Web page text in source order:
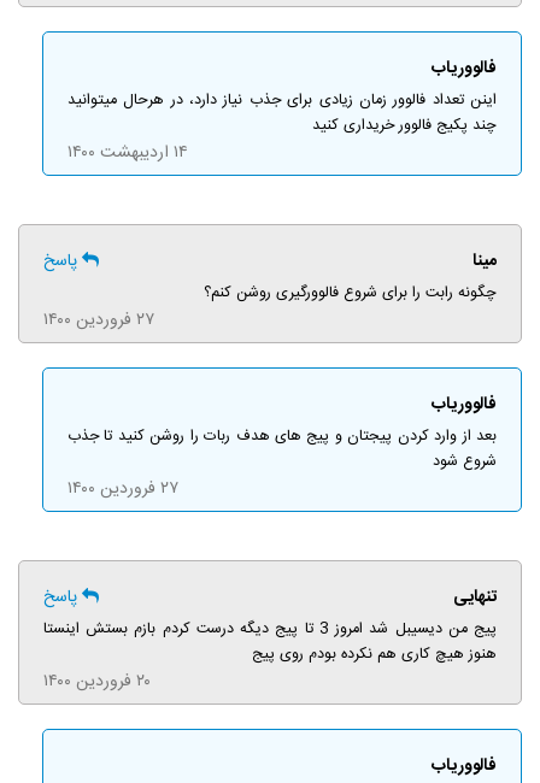
فالووریاب
اینن تعداد فالوور زمان زیادی برای جذب نیاز دارد، در هرحال میتوانید
چند پکیج فالوور خریداری کنید
۱۴ اردیبهشت ۱۴۰۰
مینا پاسخ
چگونه رابت را برای شروع فالوورگیری روشن کنم؟
۲۷ فروردین ۱۴۰۰
فالووریاب
بعد از وارد کردن پیجتان و پیج های هدف ربات را روشن کنید تا جذب
شروع شود
۲۷ فروردین ۱۴۰۰
تنهایی پاسخ
پیج من دیسیبل شد امروز 3 تا پیج دیگه درست کردم بازم بستش اینستا
هنوز هیچ کاری هم نکرده بودم روی پیج
۲۰ فروردین ۱۴۰۰
فالووریاب